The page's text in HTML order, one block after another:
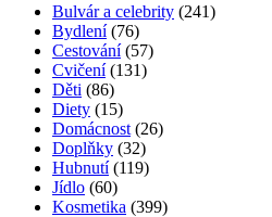
Bulvár a celebrity (241)
Bydlení(76)
Cestování(57)
Cvičení(131)
Děti (86)
Diety (15)
Domácnost (26)
Doplňky (32)
Hubnutí(119)
Jídlo (60)
Kosmetika (399)